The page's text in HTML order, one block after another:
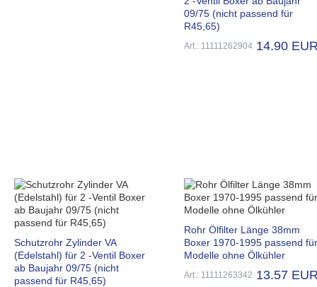
09/75 (nicht passend für
R45,65)
Art.: 11111262904 14.90
Schutzrohr Zylinder VA
(Edelstahl) für 2 -Ventil Boxer
ab Baujahr 09/75 (nicht
passend für R45,65)
Rohr Ölfilter Länge 38mm
Boxer 1970-1995 passend für
Modelle ohne Ölkühler
Art.: 11111263342 13.57